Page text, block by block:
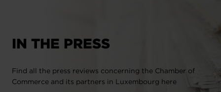
IN THE PRESS
Find all the press reviews concerning the Chamber of
Commerce and its partners in Luxembourg here